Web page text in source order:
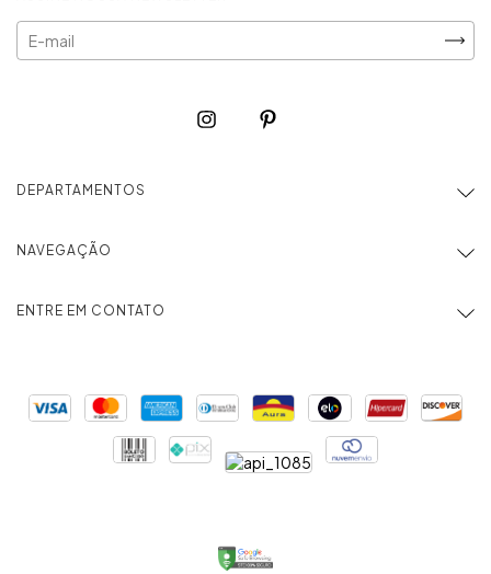
DEPARTAMENTOS
NAVEGAÇÃO
ENTRE EM CONTATO